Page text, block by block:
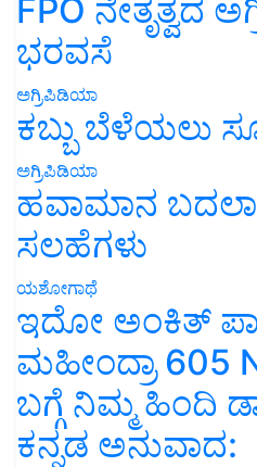
FPO ನೇತೃತ್ವದ
ಭರವಸೆ
ಅಗ್ರಿಪಿಡಿಯಾ
ಕಬ್ಬು ಬೆಳೆಯಲು
ಅಗ್ರಿಪಿಡಿಯಾ
ಹವಾಮಾನ
ಸಲಹೆಗಳು
ಯಶೋಗಾಥೆ
ಇದೋ ಅಂಕಿತ್
ಮಹೀಂದ್ರಾ 605
ಬಗ್ಗೆ ನಿಮ್ಮ ಹಿಂದಿ
ಕನ್ನಡ ಅನುವಾದ: